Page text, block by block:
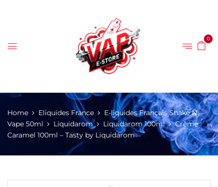
0
Home Eliquides France
E-liquides Français Shake N
Vape 50ml
Liquidarom Liquidarom 100ml
Crème
Caramel 100ml – Tasty by Liquidarom